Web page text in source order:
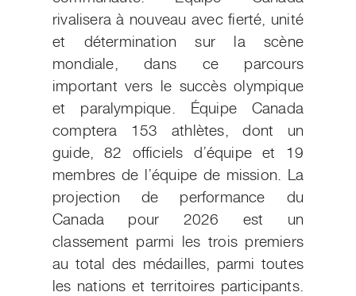
rivalisera à nouveau avec fierté, unité
et détermination sur la scène
mondiale, dans ce parcours
important vers le succès olympique
et paralympique. Équipe Canada
comptera 153 athlètes, dont un
guide, 82 officiels d’équipe et 19
membres de l’équipe de mission. La
projection de performance du
Canada pour 2026 est un
classement parmi les trois premiers
au total des médailles, parmi toutes
les nations et territoires participants.